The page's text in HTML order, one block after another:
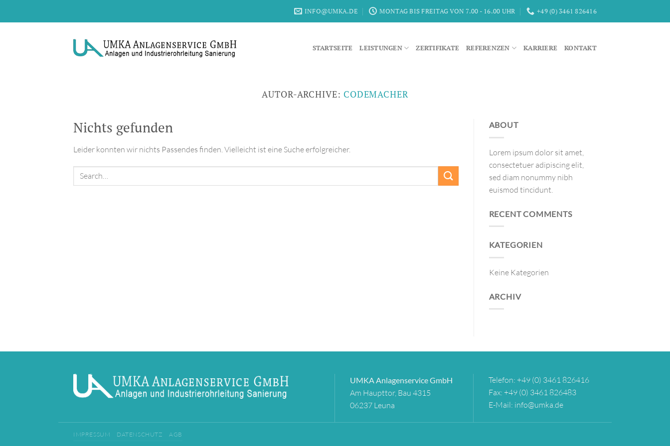
INFO@UMKA.DE MONTAG BIS FREITAG VON 7.00 - 16.00 UHR +49 (0) 3461 826416
STARTSEITE LEISTUNGEN ZERTIFIKATE REFERENZEN KARRIERE KONTAKT
AUTOR-ARCHIVE: CODEMACHER
Nichts gefunden
Leider konnten wir nichts Passendes finden. Vielleicht ist eine Suche erfolgreicher.
ABOUT
Lorem ipsum dolor sit amet,
consectetuer adipiscing elit,
sed diam nonummy nibh
euismod tincidunt.
RECENT COMMENTS
KATEGORIEN
Keine Kategorien
ARCHIV
UMKA Anlagenservice GmbH
Am Haupttor, Bau 4315
06237 Leuna
Telefon: +49 (0) 3461 826416
Fax: +49 (0) 3461 826483
E-Mail: info@umka.de
IMPRESSUM DATENSCHUTZ AGB